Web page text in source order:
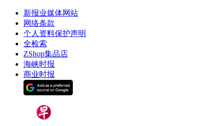
新报业媒体网站
网络条款
个人资料保护声明
全检索
ZShop集品店
海峡时报
商业时报